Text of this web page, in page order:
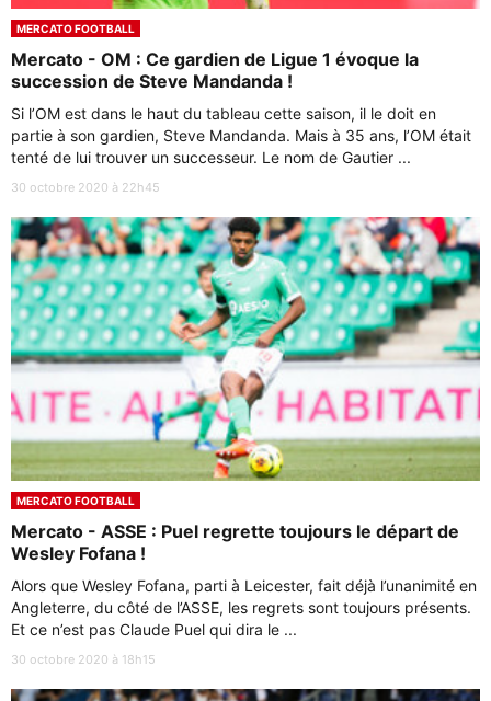
MERCATO FOOTBALL
Mercato - OM : Ce gardien de Ligue 1 évoque la
succession de Steve Mandanda !
Si l’OM est dans le haut du tableau cette saison, il le doit en
partie à son gardien, Steve Mandanda. Mais à 35 ans, l’OM était
tenté de lui trouver un successeur. Le nom de Gautier ...
30 octobre 2020 à 22h45
MERCATO FOOTBALL
Mercato - ASSE : Puel regrette toujours le départ de
Wesley Fofana !
Alors que Wesley Fofana, parti à Leicester, fait déjà l’unanimité en
Angleterre, du côté de l’ASSE, les regrets sont toujours présents.
Et ce n’est pas Claude Puel qui dira le ...
30 octobre 2020 à 18h15